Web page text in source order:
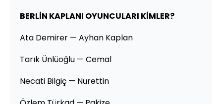
BERLİN KAPLANI OYUNCULARI KİMLER?
Ata Demirer — Ayhan Kaplan
Tarık Ünlüoğlu — Cemal
Necati Bilgiç — Nurettin